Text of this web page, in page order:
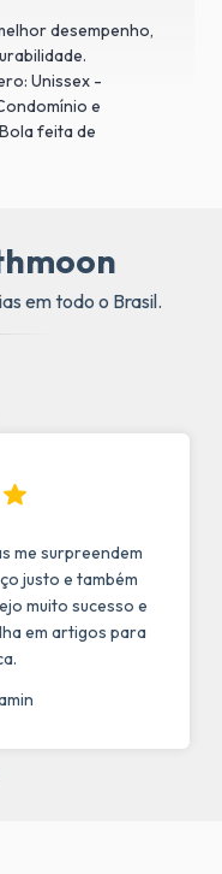
desempenho,
Unissex -
e
feita de
em todo o Brasil.
me surpreendem
justo e também
muito sucesso e
em artigos para